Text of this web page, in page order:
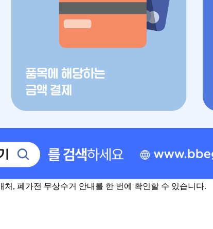
, 폐가전 무상수거 안내를 한 번에 확인할 수 있습니다.